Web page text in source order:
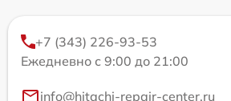
+7 (343) 226-93-53
Ежедневно с 9:00 до 21:00
info@hitachi-repair-center.ru